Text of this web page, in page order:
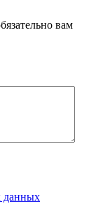
вам
данных